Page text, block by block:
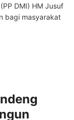
DMI) HM Jusuf
bagi masyarakat